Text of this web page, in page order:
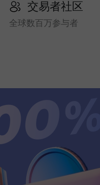
交易者社区
全球数百万参与者